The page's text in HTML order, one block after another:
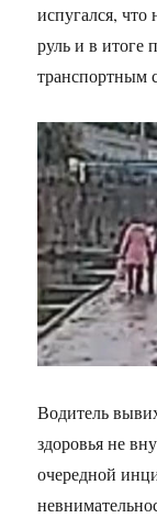
испугался, что
руль и в итоге
транспортным
Водитель
здоровья не
очередной